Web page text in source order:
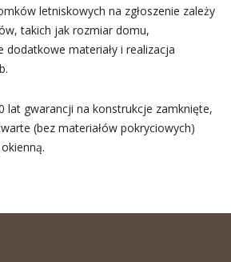
letniskowych na zgłoszenie zależy
takich jak rozmiar domu,
dodatkowe materiały i realizacja
lat gwarancji na konstrukcje zamknięte,
(bez materiałów pokryciowych)